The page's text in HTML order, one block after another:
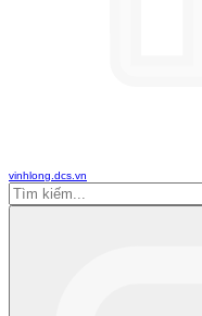
vinhlong.dcs.vn